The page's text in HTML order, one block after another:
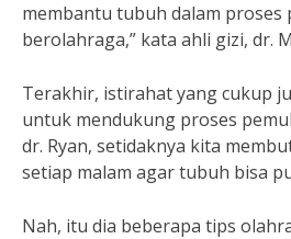
membantu tubuh dalam proses
berolahraga,” kata ahli gizi, dr.
Terakhir, istirahat yang cukup
untuk mendukung proses
dr. Ryan, setidaknya kita
setiap malam agar tubuh bisa
Nah, itu dia beberapa tips